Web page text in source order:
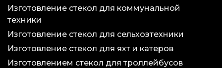
Изготовление стекол для коммунальной
техники
Изготовление стекол для сельхозтехники
Изготовление стекол для яхт и катеров
Изготовлением стекол для троллейбусов